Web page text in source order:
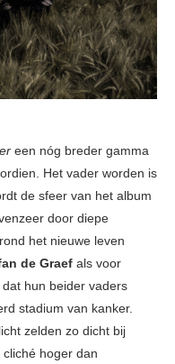
een nóg breder gamma
Het vader worden is
de sfeer van het album
door diepe
het nieuwe leven
de Graef als voor
dat hun beider vaders
stadium van kanker.
zelden zo dicht bij
hoger dan